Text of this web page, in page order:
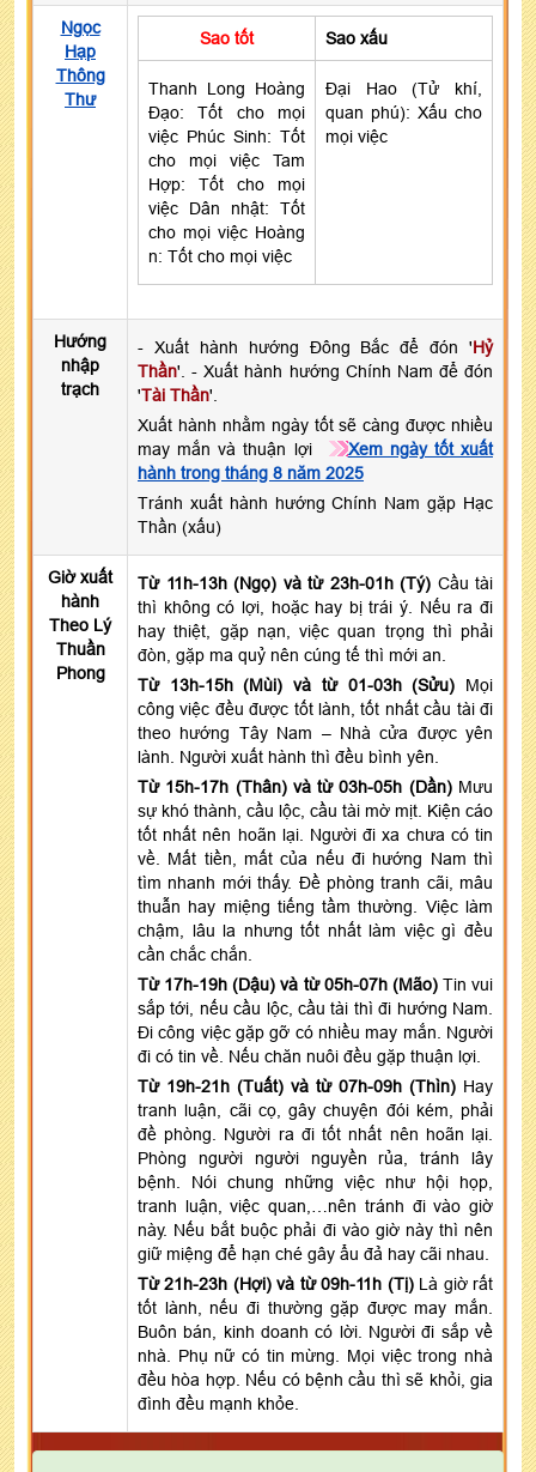
Ngọc
Hạp
Thông
Thư
Sao tốt Sao xấu
Thanh Long Hoàng
Đạo: Tốt cho mọi
việc Phúc Sinh: Tốt
cho mọi việc Tam
Hợp: Tốt cho mọi
việc Dân nhật: Tốt
cho mọi việc Hoàng
n: Tốt cho mọi việc
Đại Hao (Tử khí,
quan phú): Xấu cho
mọi việc
Hướng
nhập
trạch
- Xuất hành hướng Đông Bắc để đón 'Hỷ
Thần'. - Xuất hành hướng Chính Nam để đón
'Tài Thần'.
Xuất hành nhằm ngày tốt sẽ càng được nhiều
may mắn và thuận lợi
Xem ngày tốt xuất
hành trong tháng 8 năm 2025
Tránh xuất hành hướng Chính Nam gặp Hạc
Thần (xấu)
Giờ xuất
hành
Theo Lý
Thuần
Phong
Từ 11h-13h (Ngọ) và từ 23h-01h (Tý) Cầu tài
thì không có lợi, hoặc hay bị trái ý. Nếu ra đi
hay thiệt, gặp nạn, việc quan trọng thì phải
đòn, gặp ma quỷ nên cúng tế thì mới an.
Từ 13h-15h (Mùi) và từ 01-03h (Sửu)
Mọi
công việc đều được tốt lành, tốt nhất cầu tài đi
theo hướng Tây Nam – Nhà cửa được yên
lành. Người xuất hành thì đều bình yên.
Từ 15h-17h (Thân) và từ 03h-05h (Dần) Mưu
sự khó thành, cầu lộc, cầu tài mờ mịt. Kiện cáo
tốt nhất nên hoãn lại. Người đi xa chưa có tin
về. Mất tiền, mất của nếu đi hướng Nam thì
tìm nhanh mới thấy. Đề phòng tranh cãi, mâu
thuẫn hay miệng tiếng tầm thường. Việc làm
chậm, lâu la nhưng tốt nhất làm việc gì đều
cần chắc chắn.
Từ 17h-19h (Dậu) và từ 05h-07h (Mão) Tin vui
sắp tới, nếu cầu lộc, cầu tài thì đi hướng Nam.
Đi công việc gặp gỡ có nhiều may mắn. Người
đi có tin về. Nếu chăn nuôi đều gặp thuận lợi.
Từ 19h-21h (Tuất) và từ 07h-09h (Thìn) Hay
tranh luận, cãi cọ, gây chuyện đói kém, phải
đề phòng. Người ra đi tốt nhất nên hoãn lại.
Phòng người người nguyền rủa, tránh lây
bệnh. Nói chung những việc như hội họp,
tranh luận, việc quan,…nên tránh đi vào giờ
này. Nếu bắt buộc phải đi vào giờ này thì nên
giữ miệng để hạn ché gây ẩu đả hay cãi nhau.
Từ 21h-23h (Hợi) và từ 09h-11h (Tị) Là giờ rất
tốt lành, nếu đi thường gặp được may mắn.
Buôn bán, kinh doanh có lời. Người đi sắp về
nhà. Phụ nữ có tin mừng. Mọi việc trong nhà
đều hòa hợp. Nếu có bệnh cầu thì sẽ khỏi, gia
đình đều mạnh khỏe.